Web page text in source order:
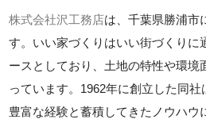
株式会社沢工務店は、千葉県勝浦市
す。いい家づくりはいい街づくりに
ースとしており、土地の特性や環境
っています。1962年に創立した同社
豊富な経験と蓄積してきたノウハウ